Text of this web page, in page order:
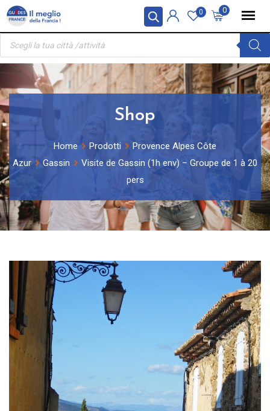
Pannello di gestione dei cookies
Skip
content
0
0
Ricerca
prodotti
Shop
Home Prodotti
Provence Alpes Côte
Azur
Gassin
Visite de Gassin (1h env) – Groupe de 1 à 20
pers